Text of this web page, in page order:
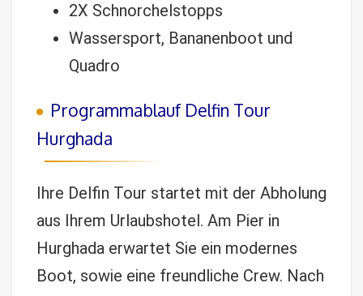
2X Schnorchelstopps
Wassersport, Bananenboot und
Quadro
Programmablauf Delfin Tour
Hurghada
Ihre Delfin Tour startet mit der Abholung
aus Ihrem Urlaubshotel. Am Pier in
Hurghada erwartet Sie ein modernes
Boot, sowie eine freundliche Crew. Nach